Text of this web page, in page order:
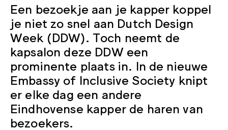
Een bezoekje aan je kapper koppel
je niet zo snel aan Dutch Design
Week (DDW). Toch neemt de
kapsalon deze DDW een
prominente plaats in. In de nieuwe
Embassy of Inclusive Society knipt
er elke dag een andere
Eindhovense kapper de haren van
bezoekers.